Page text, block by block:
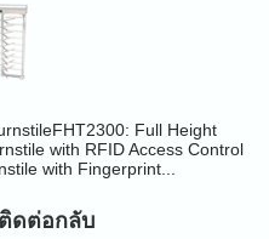
Full Height
with RFID Access Control
with Fingerprint...
ดต่อกลับ